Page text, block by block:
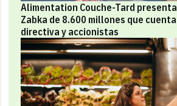
Alimentation Couche-Tard
Zabka de 8.600 millones que
directiva y accionistas